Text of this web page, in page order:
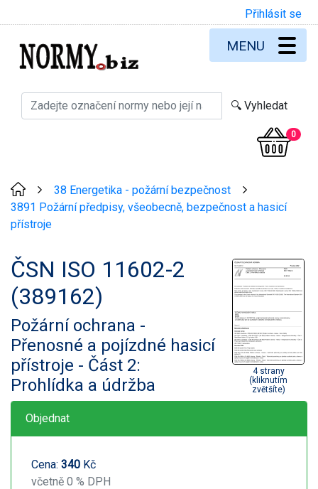
Přihlásit se
0
MENU
38 Energetika - požární bezpečnost
3891 Požární předpisy, všeobecně, bezpečnost a hasicí
přístroje
ČSN ISO 11602-2
(389162)
Požární ochrana -
Přenosné a pojízdné hasicí
přístroje - Část 2:
Prohlídka a údržba
4 strany
(kliknutím
zvětšíte)
Objednat
Cena: 340 Kč
včetně 0 % DPH